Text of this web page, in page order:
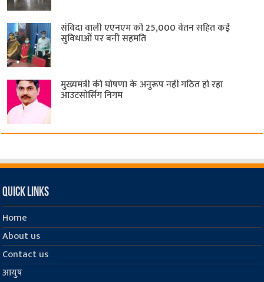
संविदा वाली एएनएम को 25,000 वेतन सहित कई
सुविधाओं पर बनी सहमति
मुख्यमंत्री की घोषणा के अनुरूप नहीं गठित हो रहा
आउटसोर्सिंग निगम
Quick Links
Home
About us
Contact us
आयुष